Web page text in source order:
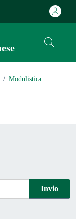
/ Modulistica
Invio